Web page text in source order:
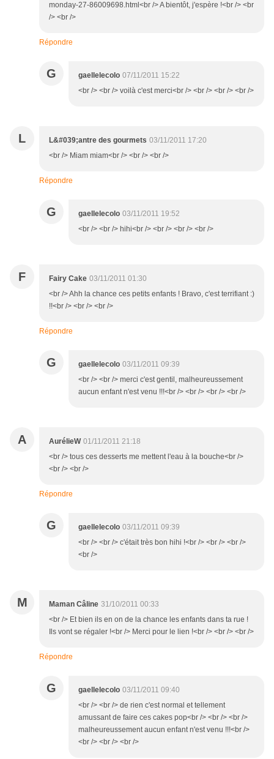
monday-27-86009698.html<br /> A bientôt, j'espère !<br /> <br
/> <br />
Répondre
G gaellelecolo 07/11/2011 15:22
<br /> <br /> voilà c'est merci<br /> <br /> <br /> <br />
L L&#039;antre des gourmets 03/11/2011 17:20
<br /> Miam miam<br /> <br /> <br />
Répondre
G gaellelecolo 03/11/2011 19:52
<br /> <br /> hihi<br /> <br /> <br /> <br />
F Fairy Cake 03/11/2011 01:30
<br /> Ahh la chance ces petits enfants ! Bravo, c'est terrifiant :)
!!<br /> <br /> <br />
Répondre
G gaellelecolo 03/11/2011 09:39
<br /> <br /> merci c'est gentil, malheureussement
aucun enfant n'est venu !!!<br /> <br /> <br /> <br />
A AurélieW 01/11/2011 21:18
<br /> tous ces desserts me mettent l'eau à la bouche<br />
<br /> <br />
Répondre
G gaellelecolo 03/11/2011 09:39
<br /> <br /> c'était très bon hihi !<br /> <br /> <br />
<br />
M Maman Câline 31/10/2011 00:33
<br /> Et bien ils en on de la chance les enfants dans ta rue !
Ils vont se régaler !<br /> Merci pour le lien !<br /> <br /> <br />
Répondre
G gaellelecolo 03/11/2011 09:40
<br /> <br /> de rien c'est normal et tellement
amussant de faire ces cakes pop<br /> <br /> <br />
malheureussement aucun enfant n'est venu !!!<br />
<br /> <br /> <br />